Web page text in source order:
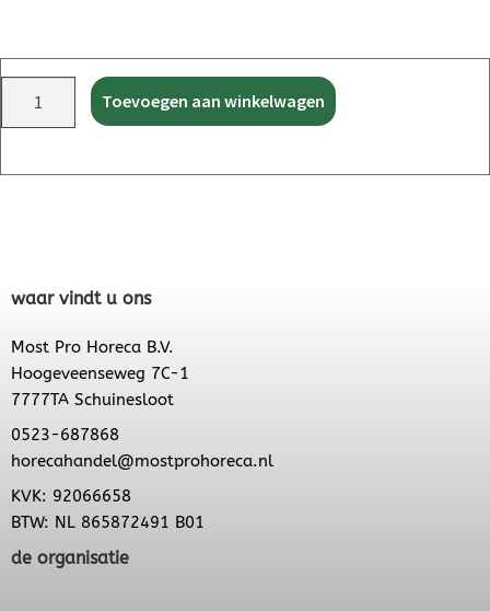
Toevoegen aan winkelwagen
waar vindt u ons
Most Pro Horeca B.V.
Hoogeveenseweg 7C-1
7777TA Schuinesloot
0523-687868
horecahandel@mostprohoreca.nl
KVK: 92066658
BTW: NL 865872491 B01
de organisatie